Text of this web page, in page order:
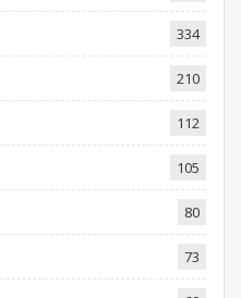
334
210
112
105
80
73